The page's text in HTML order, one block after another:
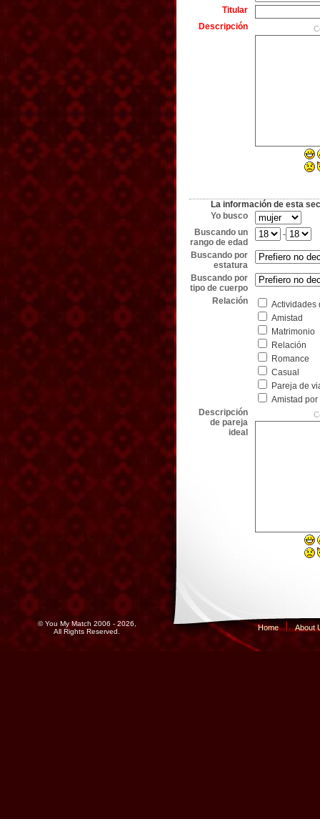
Titular
Descripción
La información de esta
Yo busco
Buscando un
rango de edad
-
Buscando por
estatura
Buscando por
tipo de cuerpo
Relación
Actividades
Amistad
Matrimonio
Relación
Romance
Casual
Pareja de
Amistad
Descripción
de pareja
ideal
© You My Match 2006 - 2026,
All Rights Reserved.
Home About